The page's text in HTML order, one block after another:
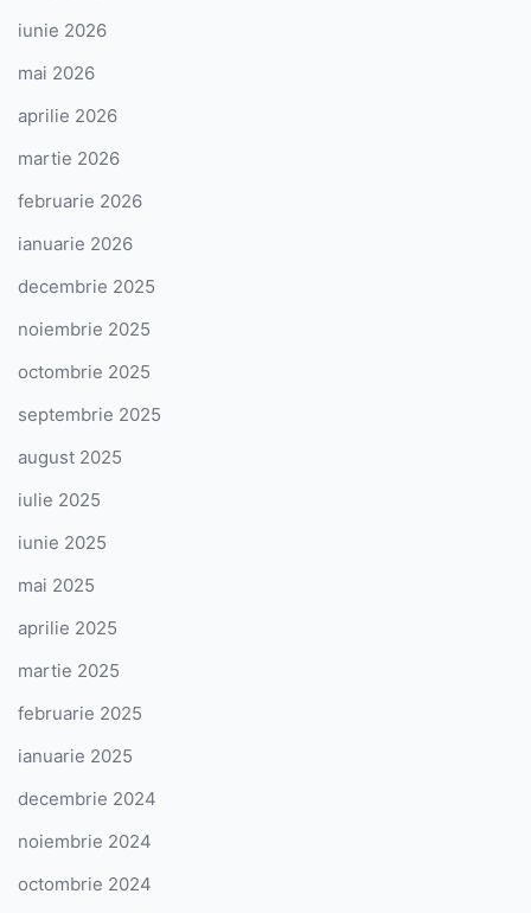
iunie 2026
mai 2026
aprilie 2026
martie 2026
februarie 2026
ianuarie 2026
decembrie 2025
noiembrie 2025
octombrie 2025
septembrie 2025
august 2025
iulie 2025
iunie 2025
mai 2025
aprilie 2025
martie 2025
februarie 2025
ianuarie 2025
decembrie 2024
noiembrie 2024
octombrie 2024